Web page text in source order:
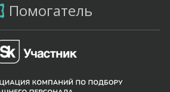
Помогатель